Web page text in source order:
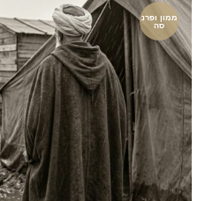
ממון ופרנ
סה